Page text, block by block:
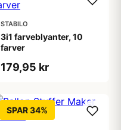
STABILO
3i1 farveblyanter, 10
farver
179,95 kr
SPAR 34%